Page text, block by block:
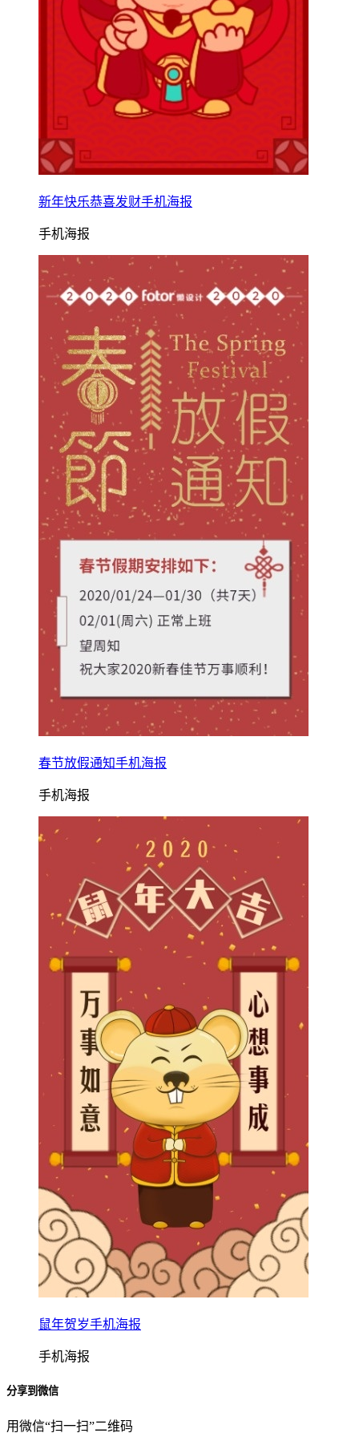
新年快乐恭喜发财手机海报
手机海报
春节放假通知手机海报
手机海报
鼠年贺岁手机海报
手机海报
分享到微信
用微信“扫一扫”二维码